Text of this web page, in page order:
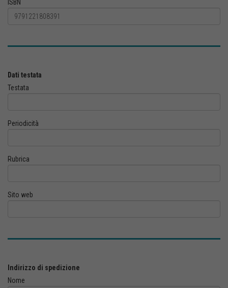
ISBN
Dati testata
Testata
Periodicità
Rubrica
Sito web
Indirizzo di spedizione
Nome